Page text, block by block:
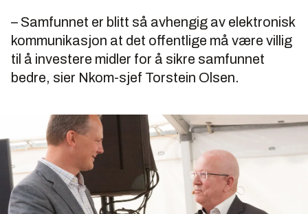
– Samfunnet er blitt så avhengig av elektronisk
kommunikasjon at det offentlige må være villig
til å investere midler for å sikre samfunnet
bedre, sier Nkom-sjef Torstein Olsen.